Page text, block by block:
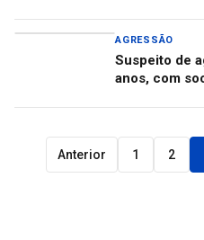
AGRESSÃO
Suspeito de
anos, com
Anterior 1 2